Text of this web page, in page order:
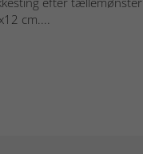
cm....